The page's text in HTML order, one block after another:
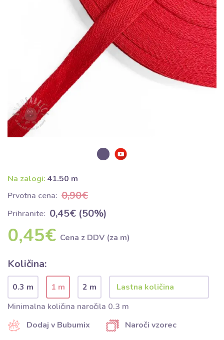
Na zalogi: 41.50 m
Prvotna cena: 0,90€
Prihranite: 0,45€ (50%)
0,45€ Cena z DDV (za m)
Količina:
0.3 m 1 m
2 m
Minimalna količina naročila 0.3 m
Dodaj v Bubumix
Naroči vzorec